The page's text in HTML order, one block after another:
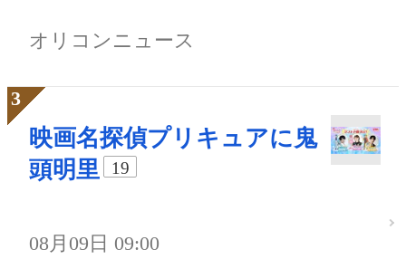
オリコンニュース
映画名探偵プリキュアに鬼
頭明里
19
08月09日 09:00